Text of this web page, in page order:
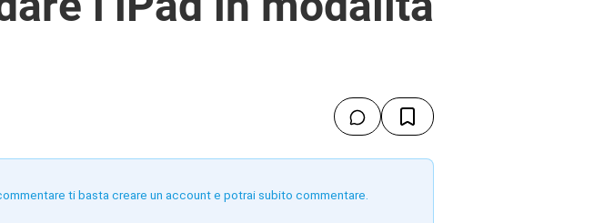
ti basta creare un account e potrai subito commentare.